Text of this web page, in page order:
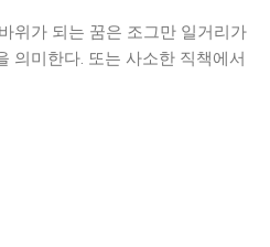
위가 되는 꿈은 조그만 일거리가
의미한다. 또는 사소한 직책에서